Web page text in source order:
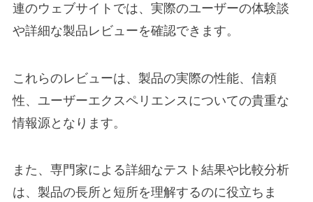
連のウェブサイトでは、実際のユーザーの体験談
や詳細な製品レビューを確認できます。
これらのレビューは、製品の実際の性能、信頼
性、ユーザーエクスペリエンスについての貴重な
情報源となります。
また、専門家による詳細なテスト結果や比較分析
は、製品の長所と短所を理解するのに役立ちま